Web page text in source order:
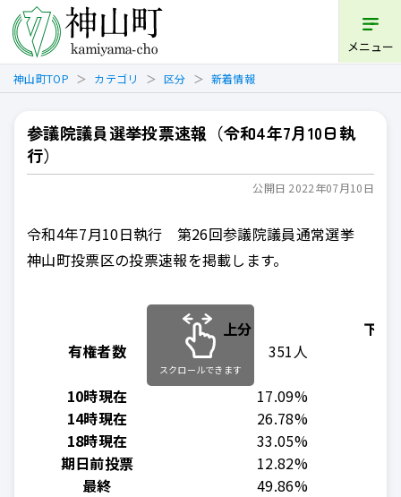
メニュー
神山町TOP カテゴリ 区分 新着情報
参議院議員選挙投票速報（令和4年7月10日執
行）
公開日 2022年07月10日
令和4年7月10日執行 第26回参議院議員通常選挙
神山町投票区の投票速報を掲載します。
上分
下分
有権者数
351人
10時現在 17.09%
14時現在
26.78%
18時現在
33.05%
期日前投票
12.82%
最終
49.86%
スクロールできます